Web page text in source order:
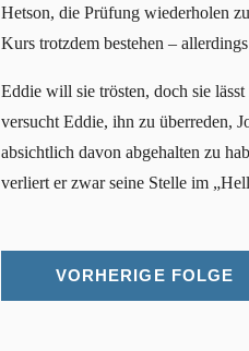
Hetson, die Prüfung wiederholen
Kurs trotzdem bestehen –
Eddie will sie trösten, doch sie
versucht Eddie, ihn zu überreden,
absichtlich davon abgehalten zu
verliert er zwar seine Stelle im
VORHERIGE FOLGE